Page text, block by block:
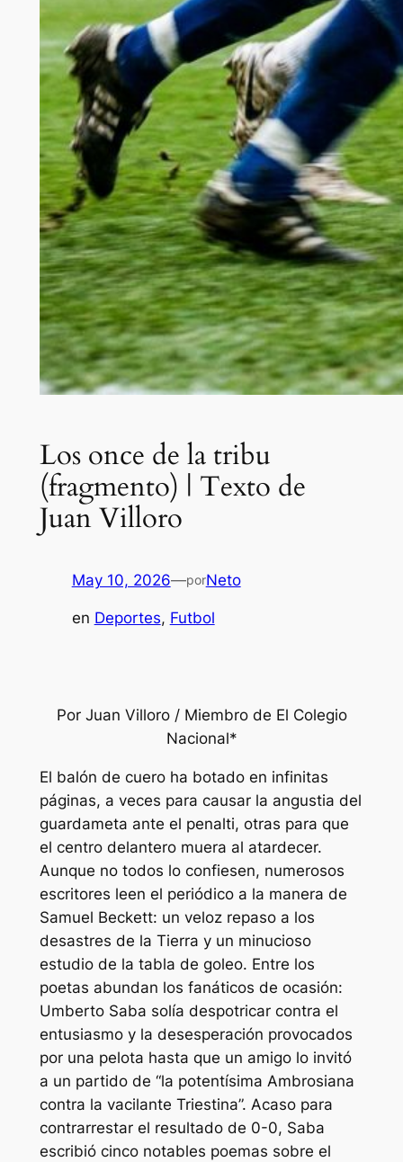
Los once de la tribu
(fragmento) | Texto de
Juan Villoro
May 10, 2026—porNeto
en Deportes, Futbol
Por Juan Villoro / Miembro de El Colegio
Nacional*
El balón de cuero ha botado en infinitas
páginas, a veces para causar la angustia del
guardameta ante el penalti, otras para que
el centro delantero muera al atardecer.
Aunque no todos lo confiesen, numerosos
escritores leen el periódico a la manera de
Samuel Beckett: un veloz repaso a los
desastres de la Tierra y un minucioso
estudio de la tabla de goleo. Entre los
poetas abundan los fanáticos de ocasión:
Umberto Saba solía despotricar contra el
entusiasmo y la desesperación provocados
por una pelota hasta que un amigo lo invitó
a un partido de “la potentísima Ambrosiana
contra la vacilante Triestina”. Acaso para
contrarrestar el resultado de 0-0, Saba
escribió cinco notables poemas sobre el